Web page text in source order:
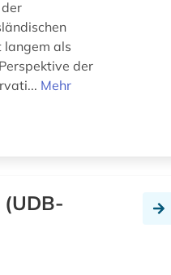
langem als
der
Mehr